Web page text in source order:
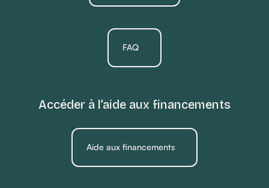
FAQ
Accéder à l’aide aux financements
Aide aux financements